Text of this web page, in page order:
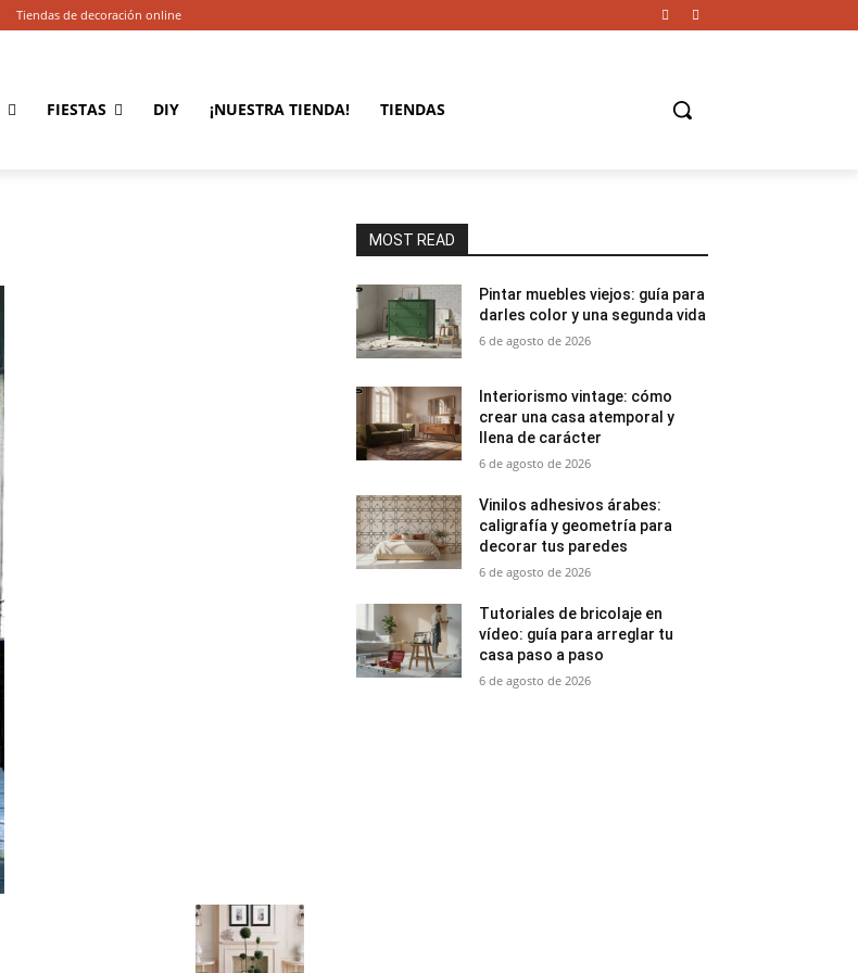
Tiendas de decoración online
FIESTAS DIY ¡NUESTRA TIENDA! TIENDAS
MOST READ
Pintar muebles viejos: guía para
darles color y una segunda vida
6 de agosto de 2026
Interiorismo vintage: cómo
crear una casa atemporal y
llena de carácter
6 de agosto de 2026
Vinilos adhesivos árabes:
caligrafía y geometría para
decorar tus paredes
6 de agosto de 2026
Tutoriales de bricolaje en
vídeo: guía para arreglar tu
casa paso a paso
6 de agosto de 2026